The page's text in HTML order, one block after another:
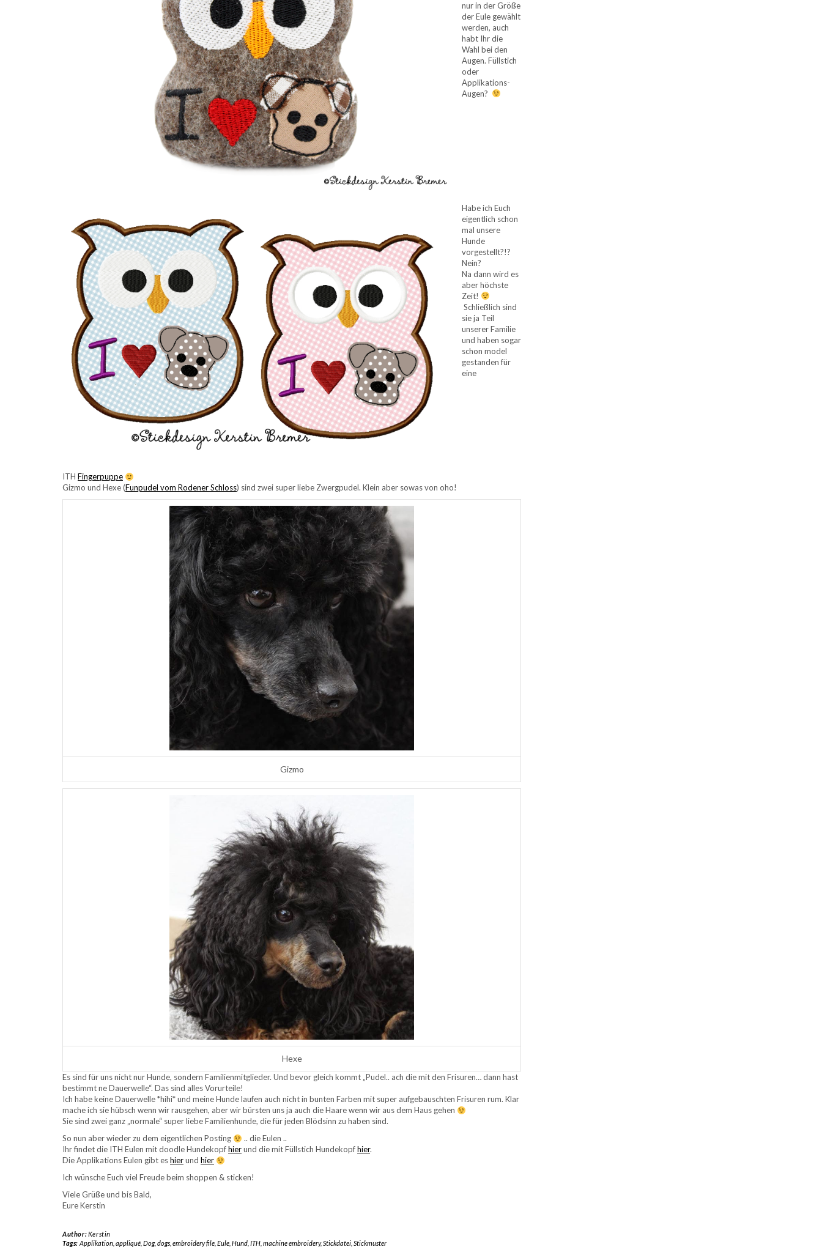
nur in der Größe
der Eule gewählt
werden, auch
habt Ihr die
Wahl bei den
Augen. Füllstich
oder
Applikations-
Augen?
Habe ich Euch
eigentlich schon
mal unsere
Hunde
vorgestellt?!?
Nein?
Na dann wird es
aber höchste
Zeit!
Schließlich sind
sie ja Teil
unserer Familie
und haben sogar
schon model
gestanden für
eine
ITH Fingerpuppe
Gizmo und Hexe (Funpudel vom Rodener Schloss) sind zwei super liebe Zwergpudel. Klein aber sowas von oho!
Gizmo
Hexe
Es sind für uns nicht nur Hunde, sondern Familienmitglieder. Und bevor gleich kommt „Pudel.. ach die mit den Frisuren… dann hast
bestimmt ne Dauerwelle“. Das sind alles Vorurteile!
Ich habe keine Dauerwelle *hihi* und meine Hunde laufen auch nicht in bunten Farben mit super aufgebauschten Frisuren rum. Klar
mache ich sie hübsch wenn wir rausgehen, aber wir bürsten uns ja auch die Haare wenn wir aus dem Haus gehen
Sie sind zwei ganz „normale“ super liebe Familienhunde, die für jeden Blödsinn zu haben sind.
So nun aber wieder zu dem eigentlichen Posting
.. die Eulen ..
Ihr findet die ITH Eulen mit doodle Hundekopfhierund die mit Füllstich Hundekopfhier.
Die Applikations Eulen gibt eshierund hier
Ich wünsche Euch viel Freude beim shoppen & sticken!
Viele Grüße und bis Bald,
Eure Kerstin
Author:Kerstin
Tags: Applikation, appliqué, Dog, dogs, embroidery file, Eule, Hund, ITH, machine embroidery,Stickdatei, Stickmuster